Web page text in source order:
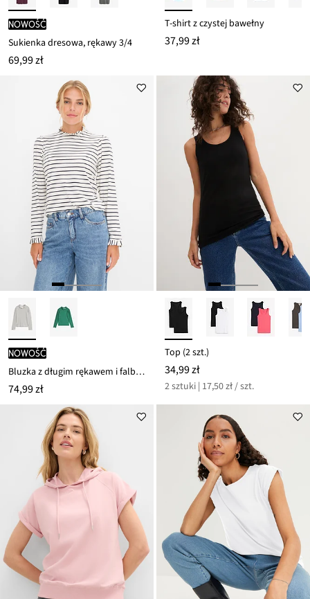
nowość
Sukienka dresowa, rękawy 3/4
69,99 zł
T-shirt z czystej bawełny
37,99 zł
nowość
Bluzka z długim rękawem i falbankami
74,99 zł
Top (2 szt.)
34,99 zł
2 sztuki | 17,50 zł / szt.